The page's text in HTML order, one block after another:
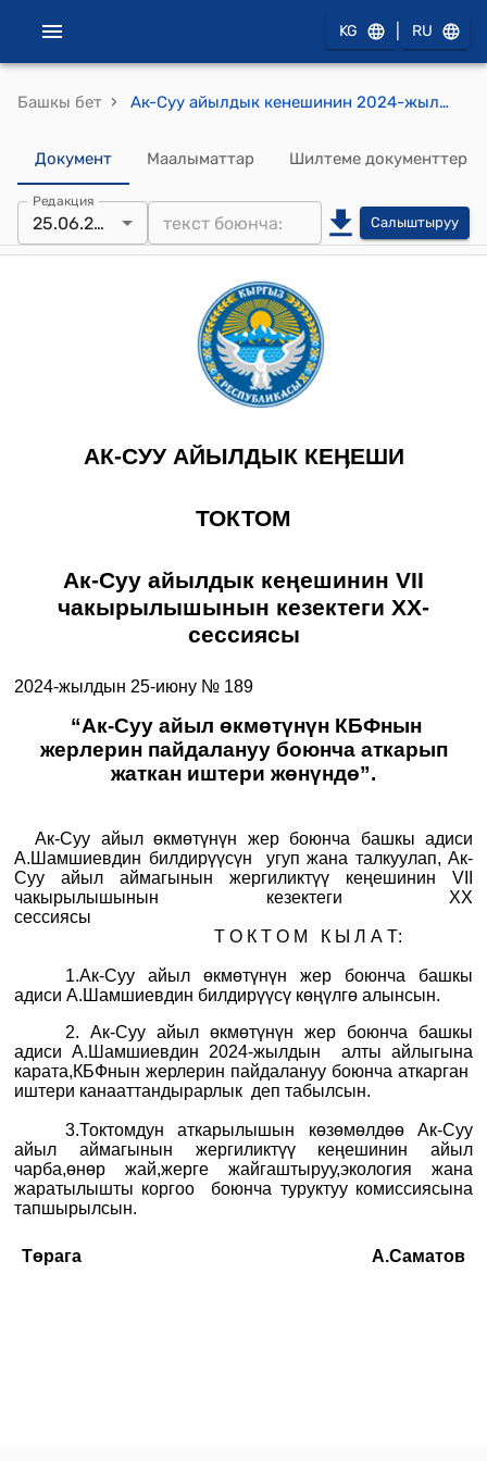
KG RU
Башкы бет › Ак-Суу айылдык кенешинин 2024-жылдын 25-июнундагы №189 “Ак-Суу айыл өкмөтүнүн КБФнын жерлерин пайдалануу боюнча аткарып жаткан иштери жөнүндө” токтому
Документ Маалыматтар Шилтеме документтер
Редакция
25.06.2024 Салыштыруу